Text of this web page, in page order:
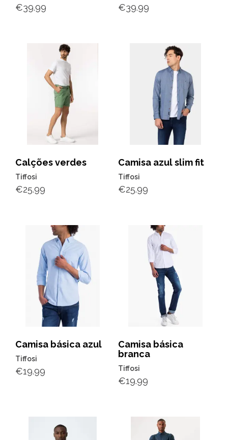
€39.99 €39.99
Calções verdes
Tiffosi
€25.99
Camisa azul slim fit
Tiffosi
€25.99
Camisa básica azul
Tiffosi
€19.99
Camisa básica
branca
Tiffosi
€19.99